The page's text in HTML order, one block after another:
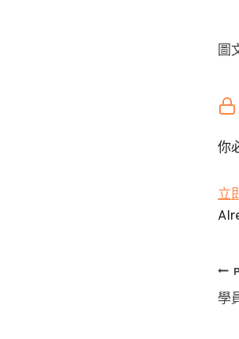
圖
你
立
學